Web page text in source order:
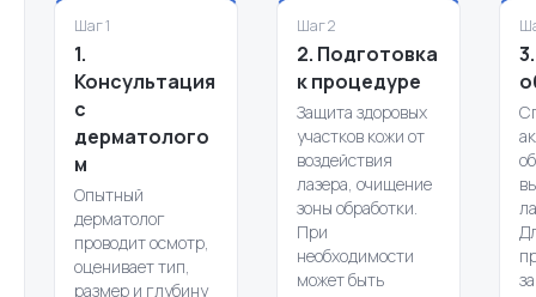
Шаг 1
1.
Консультация
с
дерматолого
м
Опытный
дерматолог
проводит осмотр,
оценивает тип,
размер и глубину
Шаг 2
2. Подготовка
к процедуре
Защита здоровых
участков кожи от
воздействия
лазера, очищение
зоны обработки.
При
необходимости
может быть